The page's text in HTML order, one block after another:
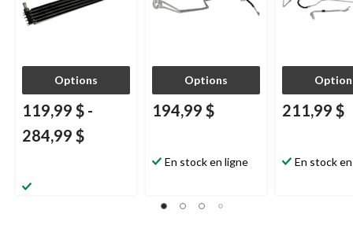
Options
119,99 $ -
284,99 $
Options
194,99 $
En stock en ligne
211,99 $
En stock